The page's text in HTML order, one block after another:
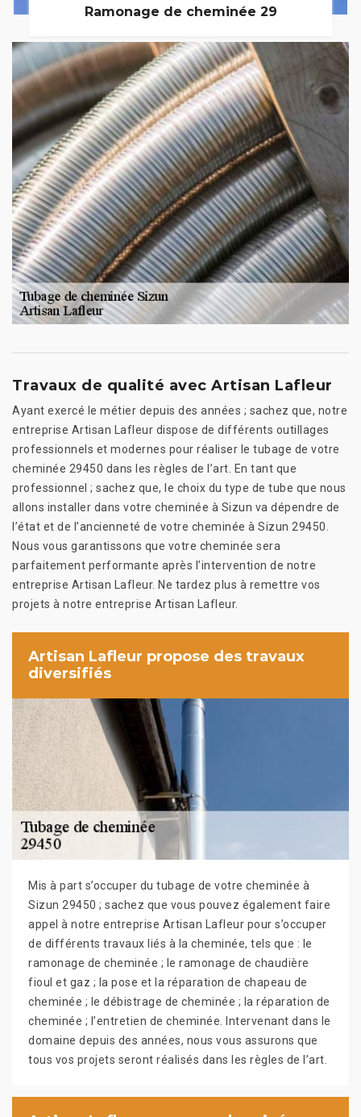
Ramonage de cheminée 29
Travaux de qualité avec Artisan Lafleur
Ayant exercé le métier depuis des années ; sachez que, notre
entreprise Artisan Lafleur dispose de différents outillages
professionnels et modernes pour réaliser le tubage de votre
cheminée 29450 dans les règles de l’art. En tant que
professionnel ; sachez que, le choix du type de tube que nous
allons installer dans votre cheminée à Sizun va dépendre de
l’état et de l’ancienneté de votre cheminée à Sizun 29450.
Nous vous garantissons que votre cheminée sera
parfaitement performante après l’intervention de notre
entreprise Artisan Lafleur. Ne tardez plus à remettre vos
projets à notre entreprise Artisan Lafleur.
Artisan Lafleur propose des travaux
diversifiés
Mis à part s’occuper du tubage de votre cheminée à
Sizun 29450 ; sachez que vous pouvez également faire
appel à notre entreprise Artisan Lafleur pour s’occuper
de différents travaux liés à la cheminée, tels que : le
ramonage de cheminée ; le ramonage de chaudière
fioul et gaz ; la pose et la réparation de chapeau de
cheminée ; le débistrage de cheminée ; la réparation de
cheminée ; l’entretien de cheminée. Intervenant dans le
domaine depuis des années, nous vous assurons que
tous vos projets seront réalisés dans les règles de l’art.